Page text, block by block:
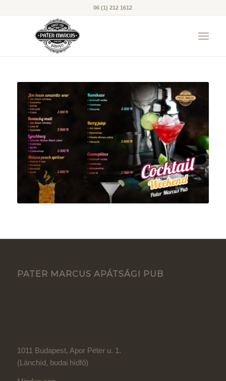
06 (1) 212 1612
PATER MARCUS APÁTSÁGI PUB
1011 Budapest, Apor Péter u. 1.
(Lánchíd, budai hídfő)